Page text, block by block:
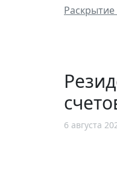
6 августа